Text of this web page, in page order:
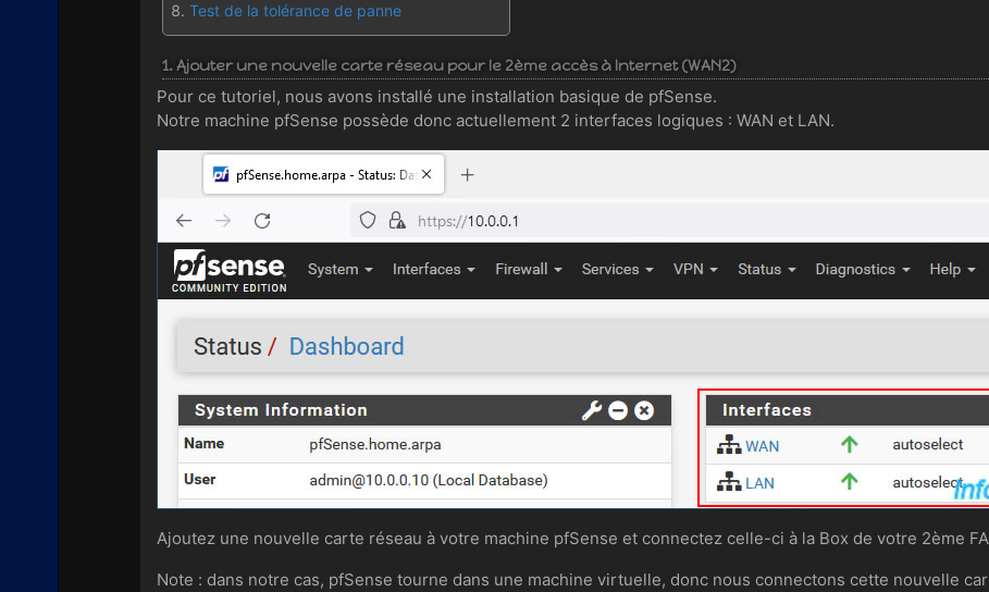
Test de la tolérance de panne
1. Ajouter une nouvelle carte réseau pour le 2ème accès à Internet (WAN2)
Pour ce tutoriel, nous avons installé une installation basique de pfSense.
Notre machine pfSense possède donc actuellement 2 interfaces logiques : WAN et LAN.
Ajoutez une nouvelle carte réseau à votre machine pfSense et connectez celle-ci à la Box de votre 2ème
Note : dans notre cas, pfSense tourne dans une machine virtuelle, donc nous connectons cette nouvelle